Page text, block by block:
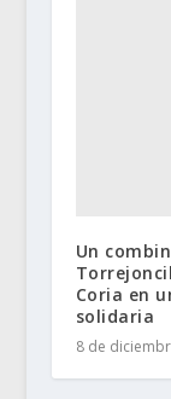
Un
Coria en
solidaria
8 de